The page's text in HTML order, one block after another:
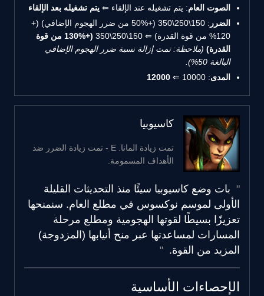
الصوت العام: يتم تشغيله عند الإلقاء ⇐ يتم تشغيله بعد الإلقاء
الضرر
: 150\250\350 (+50% من ضرر الهجوم الإضافي) (+
120% من قوة القدرة) ⇐ 150\250\350
(+130% من قوة
القدرة) (ملاحظة: تمت إزالة نسبة ضرر الهجوم الإضافي
البالغة 50%).
المدى: 10000 ⇐
12000
كاسيوبيا
تمت زيادة المانا. E - تمت زيادة الضرر ضد
الأهداف المسمومة.
بات وضع كاسيوبيا سيئًا منذ التحديثات القليلة
الأولى لموسم نوكسوس في مطلع العام. سنمنحها
تعزيزًا بسيطًا لقوتها الهجومية ومطلع مرحلة
المسارات لمساعدتها عبر منح أنيابها (المزدوجة)
المزيد من القوة.
الإحصاءات الأساسية